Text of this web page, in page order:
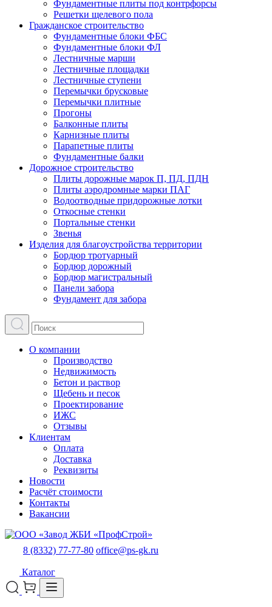
Фундаментные плиты под контрфорсы
Решетки щелевого пола
Гражданское строительство
Фундаментные блоки ФБС
Фундаментные блоки ФЛ
Лестничные марши
Лестничные площадки
Лестничные ступени
Перемычки брусковые
Перемычки плитные
Прогоны
Балконные плиты
Карнизные плиты
Парапетные плиты
Фундаментные балки
Дорожное строительство
Плиты дорожные марок П, ПД, ПДН
Плиты аэродромные марки ПАГ
Водоотводные придорожные лотки
Откосные стенки
Портальные стенки
Звенья
Изделия для благоустройства территории
Бордюр тротуарный
Бордюр дорожный
Бордюр магистральный
Панели забора
Фундамент для забора
О компании
Производство
Недвижимость
Бетон и раствор
Щебень и песок
Проектирование
ИЖС
Отзывы
Клиентам
Оплата
Доставка
Реквизиты
Новости
Расчёт стоимости
Контакты
Вакансии
8 (8332) 77-77-80 office@ps-gk.ru
Каталог